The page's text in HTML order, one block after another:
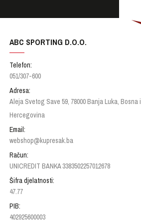
ABC SPORTING D.O.O.
Telefon:
051/307-600
Adresa:
Aleja Svetog Save 59, 78000 Banja Luka, Bosna i
Hercegovina
Email:
webshop@kupresak.ba
Račun:
UNICREDIT BANKA 3383502257012678
Šifra djelatnosti:
47.77
PIB:
402925600003